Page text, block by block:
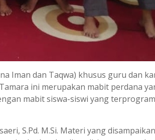
Iman dan Taqwa) khusus guru dan
ini merupakan mabit perdana
mabit siswa-siswi yang
S.Pd. M.Si. Materi yang disampaikan